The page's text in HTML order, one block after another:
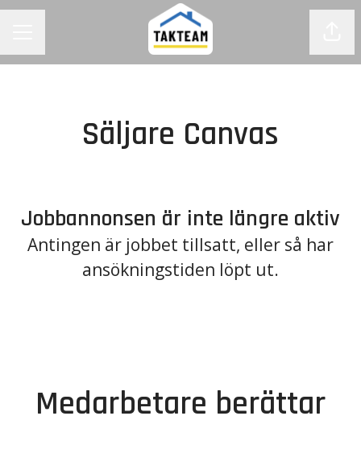
Säljare Canvas
Jobbannonsen är inte längre aktiv
Antingen är jobbet tillsatt, eller så har
ansökningstiden löpt ut.
Medarbetare berättar